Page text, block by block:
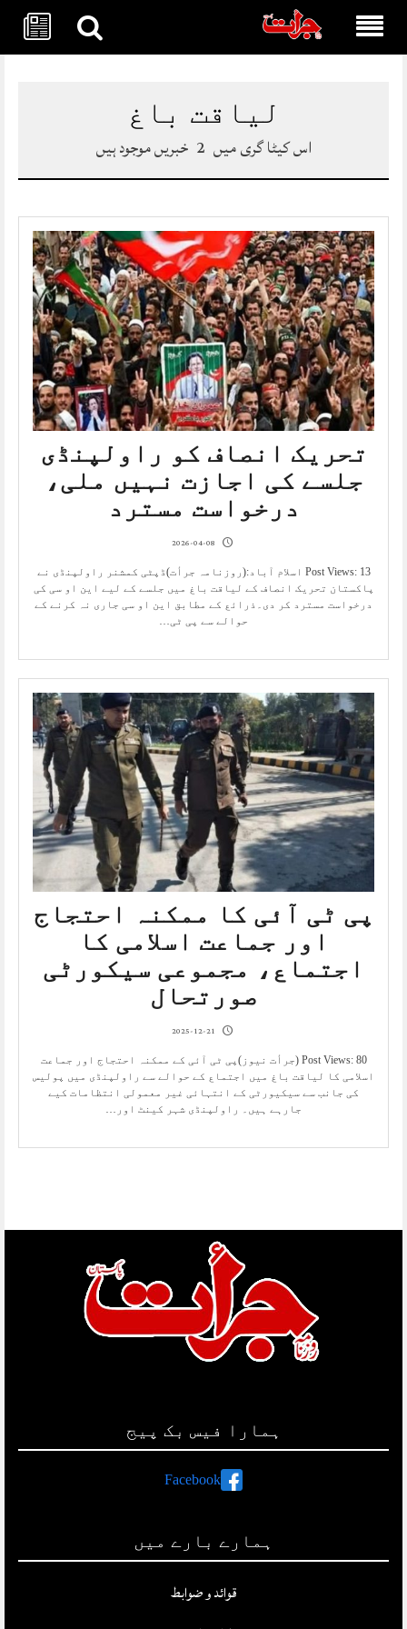
لیاقت باغ
اس کیٹا گری میں 2 خبریں موجود ہیں
تحریک انصاف کو راولپنڈی
جلسے کی اجازت نہیں ملی،
درخواست مسترد
2026-04-08
Post Views: 13 اسلام آباد:(روزنامہ جرأت)ڈپٹی کمشنر راولپنڈی نے
پاکستان تحریک انصاف کے لیاقت باغ میں جلسے کے لیے این او سی کی
درخواست مسترد کر دی۔ذرائع کے مطابق این او سی جاری نہ کرنے کے
حوالے سے پی ٹی…
پی ٹی آئی کا ممکنہ احتجاج
اور جماعت اسلامی کا
اجتماع، مجموعی سیکورٹی
صورتحال
2025-12-21
Post Views: 80 (جرأت نیوز)پی ٹی آئی کے ممکنہ احتجاج اور جماعت
اسلامی کا لیاقت باغ میں اجتماع کے حوالے سے راولپنڈی میں پولیس
کی جانب سے سیکیورٹی کے انتہائی غیر معمولی انتظامات کیے
جارہے ہیں۔ راولپنڈی شہر کینٹ اور…
ہمارا فیس بک پیج
Facebook
ہمارے بارے میں
قوائد و ضوابط